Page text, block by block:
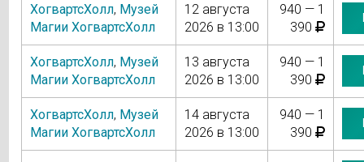
ХогвартсХолл, Музей
Магии ХогвартсХолл
12 августа
2026 в 13:00
940 — 1
390
ХогвартсХолл, Музей
Магии ХогвартсХолл
13 августа
2026 в 13:00
940 — 1
390
ХогвартсХолл, Музей
Магии ХогвартсХолл
14 августа
2026 в 13:00
940 — 1
390